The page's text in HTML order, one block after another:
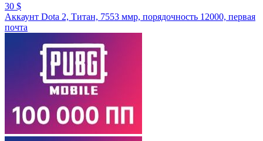
30 $
Аккаунт Dota 2, Титан, 7553 ммр, порядочность 12000, первая
почта